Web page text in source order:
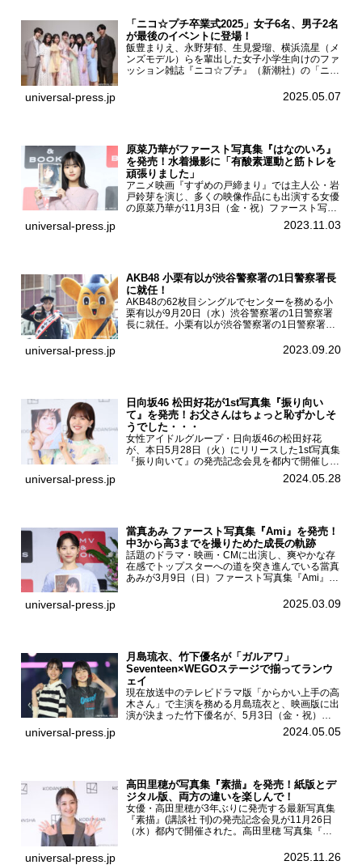
「ニコ☆プチ卒業式2025」女子6名、男子2名
が最後のイベントに登場！
飯豊まりえ、永野芽郁、生見愛瑠、横浜流星（メ
ンズモデル）らを輩出した女子小学生向けのファ
ッション雑誌『ニコ☆プチ』（新潮社）の「ニコ
モード学園コクーンタワーで開催され、卒業モデ
universal-press.jp 2025.05.07
原菜乃華がファースト写真集『はなのいろ』
を発売！水着撮影に「有酸素運動と筋トレを
頑張りました」
アニメ映画『すずめの戸締まり』では主人公・岩
戸鈴芽を演じ、多くの映像作品にも出演する女優
の原菜乃華が11月3日（金・祝）ファースト写真
集『はなのいろ』発売記念イベントを
HMV&BOOKS SHIBUYAで開催した。原菜乃華フ
universal-press.jp 2023.11.03
AKB48 小栗有以が渋谷警察署の1日警察署長
に就任！
AKB48の62枚目シングルでセンターを務める小
栗有以が9月20日（水）渋谷警察署の1日警察署
長に就任。小栗有以が渋谷警察署の1日警察署長
での10日間実施される令和5年 秋の全国交通安全
universal-press.jp 2023.09.20
日向坂46 松田好花が1st写真集『振り向い
て』を発売！お父さんはちょっと恥ずかしそ
うでした・・・
女性アイドルグループ・日向坂46の松田好花
が、本日5月28日（火）にリリースした1st写真集
『振り向いて』の発売記念会見を都内で開催し
た。日向坂46 松田好花1st写真集『振り向いて』
発売記念会見写真集では日向坂46の松田好花を
universal-press.jp 2024.05.28
當真あみ ファースト写真集『Ami』を発売！
中3から高3までを撮りためた成長の軌跡
話題のドラマ・映画・CMに出演し、爽やかな存
在感でトップスターへの道を突き進んでいる當真
あみが3月9日（日）ファースト写真集『Ami』
BOOKS SHIBUYAで開催した。當真あみファース
universal-press.jp 2025.03.09
月島琉衣、竹下優名が「ガルアワ」
Seventeen×WEGOステージで揃ってランウ
ェイ
現在放送中のテレビドラマ版「からかい上手の高
木さん」で主演を務める月島琉衣と、映画版に出
演が決まった竹下優名が、5月3日（金・祝）東
京・国立代々木競技場第一体育館で開催されたフ
ァッション&音楽イベント『Rakuten GirlsAward
universal-press.jp 2024.05.05
高田里穂が写真集『素描』を発売！紙版とデ
ジタル版、両方の違いを楽しんで！
女優・高田里穂が3年ぶりに発売する最新写真集
『素描』(講談社 刊)の発売記念会見が11月26日
（水）都内で開催された。高田里穂 写真集『素
あなたです』(読売テレビ)に出演するなど女優と
universal-press.jp 2025.11.26